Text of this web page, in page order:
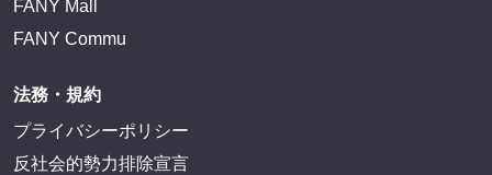
FANY Mall
FANY Commu
法務・規約
プライバシーポリシー
反社会的勢力排除宣言